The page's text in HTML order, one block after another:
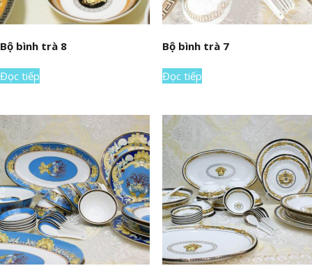
Bộ bình trà 8
Đọc tiếp
Bộ bình trà 7
Đọc tiếp